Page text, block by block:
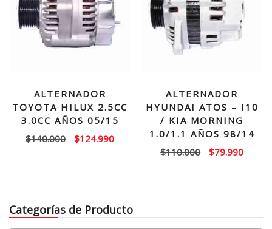
ALTERNADOR
TOYOTA HILUX 2.5CC
3.0CC AÑOS 05/15
$140.000
El
$124.990El
ALTERNADOR
HYUNDAI ATOS – I10
/ KIA MORNING
1.0/1.1 AÑOS 98/14
$110.000
El
$79.990El
Categorías de Producto